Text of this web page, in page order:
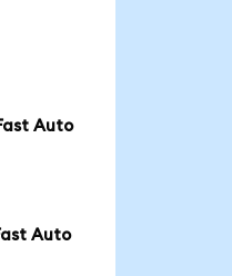
Auto
Auto